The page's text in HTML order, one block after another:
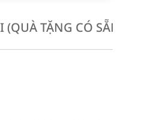
(QUÀ TẶNG CÓ SẴN